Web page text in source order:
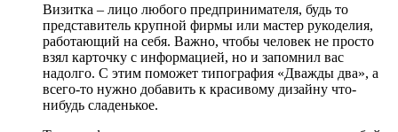
Визитка – лицо любого предпринимателя, будь то
представитель крупной фирмы или мастер рукоделия,
работающий на себя. Важно, чтобы человек не просто
взял карточку с информацией, но и запомнил вас
надолго. С этим поможет типография «Дважды два», а
всего-то нужно добавить к красивому дизайну что-
нибудь сладенькое.